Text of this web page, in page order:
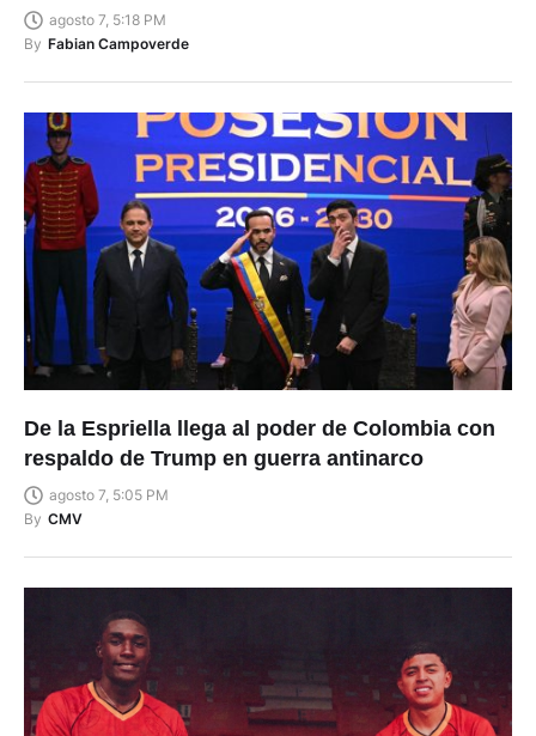
By
Fabian Campoverde
De la Espriella llega al poder de Colombia con
respaldo de Trump en guerra antinarco
agosto 7, 5:05 PM
By